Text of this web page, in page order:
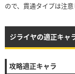
ので、貫通タイプは注意
ジライヤの適正キャ
攻略適正キャラ